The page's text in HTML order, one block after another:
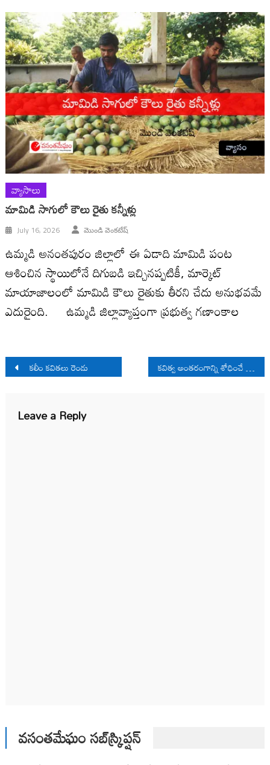
వ్యాసాలు
మామిడి సాగులో కౌలు రైతు కన్నీళ్లు
July 16, 2026 మొండి వెంకటేష్
ఉమ్మడి అనంతపురం జిల్లాలో ఈ ఏడాది మామిడి పంట
ఆశించిన స్థాయిలోనే దిగుబడి ఇచ్చినప్పటికీ, మార్కెట్
మాయాజాలంలో మామిడి కౌలు రైతుకు తీరని చేదు అనుభవమే
ఎదురైంది. ఉమ్మడి జిల్లావ్యాప్తంగా ప్రభుత్వ గణాంకాల
Post
navigation
కలీం క‌విత‌లు రెండు కవిత్వ అంతరంగాన్ని శోధించే కవిత్వం
Leave a Reply
వసంతమేఘం సబ్‌స్క్రిప్షన్